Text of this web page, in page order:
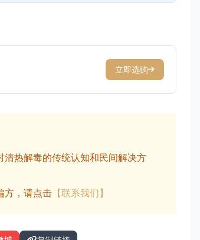
立即选购
热解毒的传统认知和民间解决方
方，请点击 【联系我们】